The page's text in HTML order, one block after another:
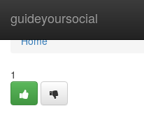
guideyoursocial
Home
Home
1